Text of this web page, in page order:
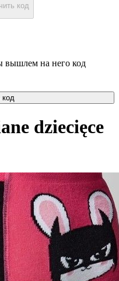
код
вышлем на него код
код
dziecięce